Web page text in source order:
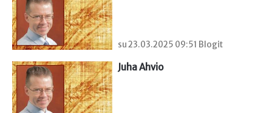
su 23.03.2025 09:51 Blogit
Juha Ahvio